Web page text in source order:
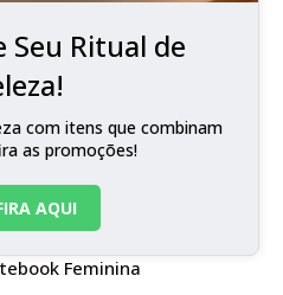
Ritual de
com itens que combinam
as promoções!
AQUI
Feminina